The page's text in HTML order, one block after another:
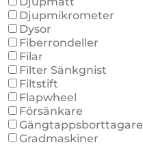
Djupmikrometer
Dysor
Fiberrondeller
Filar
Filter Sänkgnist
Filtstift
Flapwheel
Försänkare
Gängtappsborttagare
Gradmaskiner